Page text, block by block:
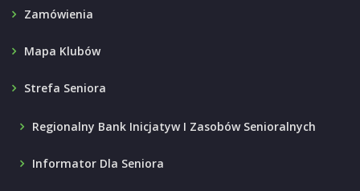
Zamówienia
Mapa Klubów
Strefa Seniora
Regionalny Bank Inicjatyw I Zasobów Senioralnych
Informator Dla Seniora